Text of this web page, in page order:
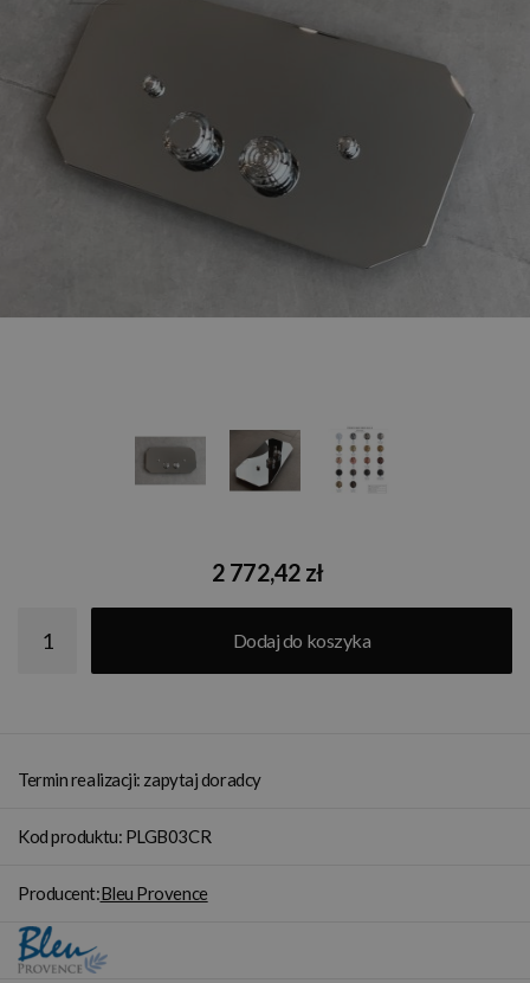
2 772,42 zł
Dodaj do koszyka
Termin realizacji: zapytaj doradcy
Kod produktu: PLGB03CR
Producent:Bleu Provence